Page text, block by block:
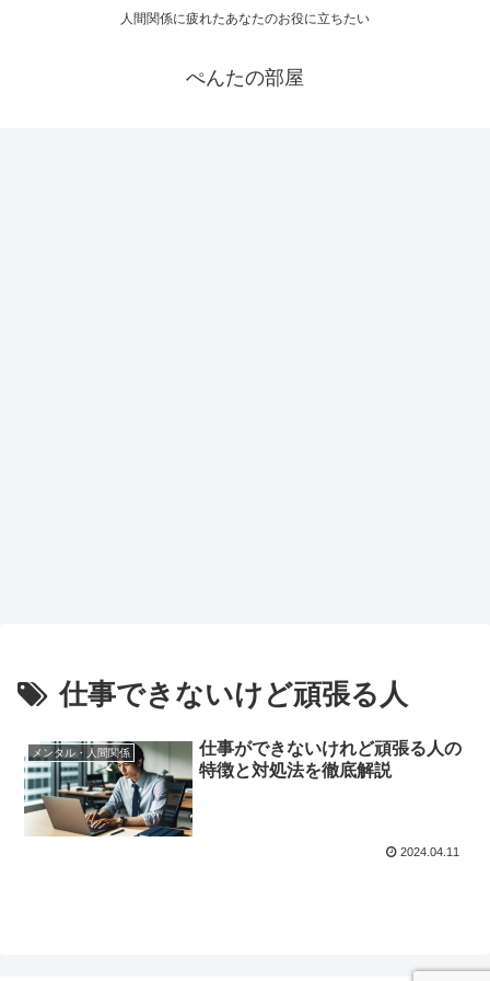
人間関係に疲れたあなたのお役に立ちたい
ぺんたの部屋
仕事できないけど頑張る人
メンタル・人間関係
仕事ができないけれど頑張る人の
特徴と対処法を徹底解説
2024.04.11